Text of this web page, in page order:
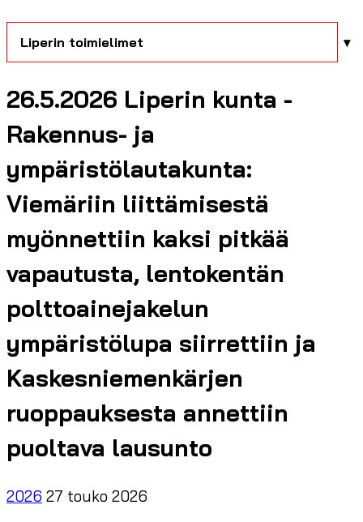
Liperin toimielimet
26.5.2026 Liperin kunta -
Rakennus- ja
ympäristölautakunta:
Viemäriin liittämisestä
myönnettiin kaksi pitkää
vapautusta, lentokentän
polttoainejakelun
ympäristölupa siirrettiin ja
Kaskesniemenkärjen
ruoppauksesta annettiin
puoltava lausunto
2026 27 touko 2026